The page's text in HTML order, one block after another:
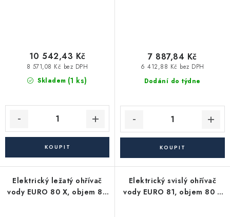
Skladem (1 ks)
8 571,08 Kč bez DPH
10 542,43 Kč
Dodání do týdne
6 412,88 Kč bez DPH
7 887,84 Kč
Elektrický ležatý ohřívač
vody EURO 80 X, objem 80
Elektrický svislý ohřívač
vody EURO 81, objem 80 l,